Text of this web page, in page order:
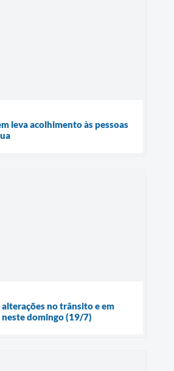
leva acolhimento às pessoas
no trânsito e em
domingo (19/7)